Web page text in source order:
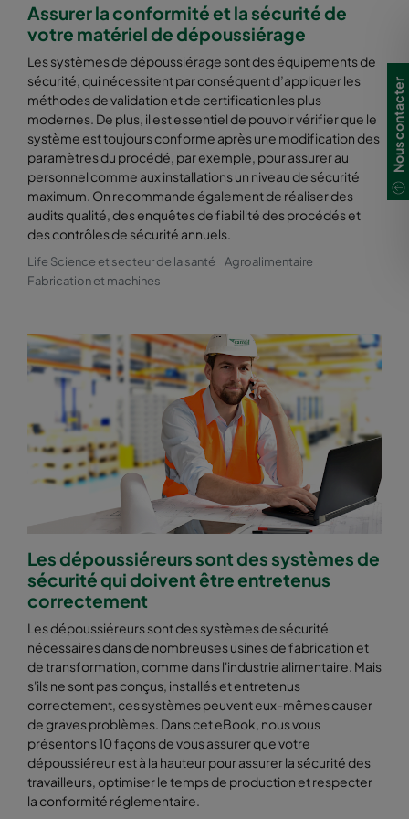
Assurer la conformité et la sécurité de
votre matériel de dépoussiérage
Les systèmes de dépoussiérage sont des équipements de
sécurité, qui nécessitent par conséquent d’appliquer les
méthodes de validation et de certification les plus
modernes. De plus, il est essentiel de pouvoir vérifier que le
système est toujours conforme après une modification des
paramètres du procédé, par exemple, pour assurer au
personnel comme aux installations un niveau de sécurité
maximum. On recommande également de réaliser des
audits qualité, des enquêtes de fiabilité des procédés et
des contrôles de sécurité annuels.
Life Science et secteur de la santé
Agroalimentaire
Fabrication et machines
Les dépoussiéreurs sont des systèmes de
sécurité qui doivent être entretenus
correctement
Les dépoussiéreurs sont des systèmes de sécurité
nécessaires dans de nombreuses usines de fabrication et
de transformation, comme dans l'industrie alimentaire. Mais
s'ils ne sont pas conçus, installés et entretenus
correctement, ces systèmes peuvent eux-mêmes causer
de graves problèmes. Dans cet eBook, nous vous
présentons 10 façons de vous assurer que votre
dépoussiéreur est à la hauteur pour assurer la sécurité des
travailleurs, optimiser le temps de production et respecter
la conformité réglementaire.
Nous contacter